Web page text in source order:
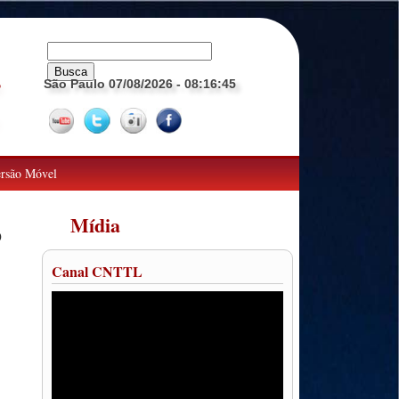
São Paulo 07/08/2026 - 08:16:46
Móvel
Mídia
Canal CNTTL